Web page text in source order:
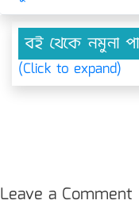
বই থেকে নমুনা
(Click to expand)
Leave a Comment